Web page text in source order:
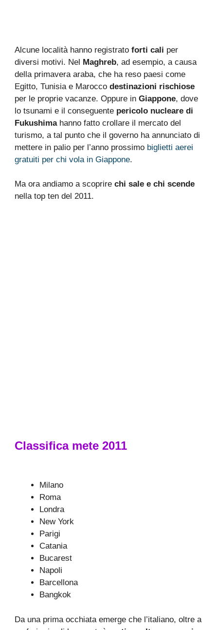
Alcune località hanno registrato forti cali per
diversi motivi. Nel Maghreb, ad esempio, a causa
della primavera araba, che ha reso paesi come
Egitto, Tunisia e Marocco destinazioni rischiose
per le proprie vacanze. Oppure in Giappone, dove
lo tsunami e il conseguente pericolo nucleare di
Fukushimahanno fatto crollare il mercato del
turismo, a tal punto che il governo ha annunciato di
mettere in palio per l’anno prossimo biglietti aerei
gratuiti per chi vola in Giappone.
Ma ora andiamo a scoprire chi sale e chi scende
nella top ten del 2011.
Classifica mete 2011
Milano
Roma
Londra
New York
Parigi
Catania
Bucarest
Napoli
Barcellona
Bangkok
Da una prima occhiata emerge che l’italiano, oltre a